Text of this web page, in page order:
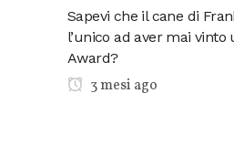
Sapevi che il cane di
l’unico ad aver mai vinto
Award?
3 mesi ago